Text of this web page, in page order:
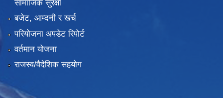
सामाजिक सुरक्षा
बजेट, आम्दनी र खर्च
परियोजना अपडेट रिपोर्ट
वर्तमान योजना
राजस्व/वैदेशिक सहयोग